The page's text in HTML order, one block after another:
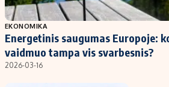
Populiarios temos
Investavimas
Akcijų rinka
Saulės elektrinės
EKONOMIKA
Energetinis saugumas Europoje:
vaidmuo tampa vis svarbesnis?
2026-03-16